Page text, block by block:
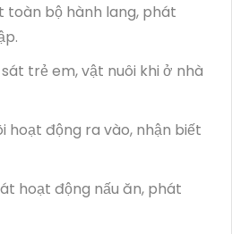
toàn bộ hành lang, phát
trẻ em, vật nuôi khi ở nhà
hoạt động ra vào, nhận biết
hoạt động nấu ăn, phát